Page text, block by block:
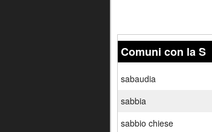
Comuni con la S
sabaudia
sabbia
sabbio chiese